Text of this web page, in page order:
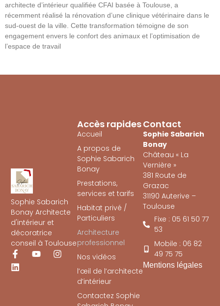
architecte d’intérieur qualifiée CFAI basée à Toulouse, a
récemment réalisé la rénovation d’une clinique vétérinaire dans le
sud-ouest de la ville. Cette transformation témoigne de son
engagement envers le confort des animaux et l’optimisation de
l’espace de travail
Sophie Sabarich
Bonay Architecte
d'intérieur et
décoratrice
conseil à Toulouse
Accès rapides
Accueil
A propos de
Sophie Sabarich
Bonay
Prestations,
services et tarifs
Habitat privé /
Particuliers
Architecture
professionnel
Nos vidéos
l’œil de l’architecte
d’intérieur
Contactez Sophie
Contact
Sophie Sabarich
Bonay
Château « La
Vernière »
381 Route de
Grazac
31190 Auterive –
Toulouse
Fixe : 05 61 50 77
53
Mobile : 06 82
49 75 75
Mentions légales